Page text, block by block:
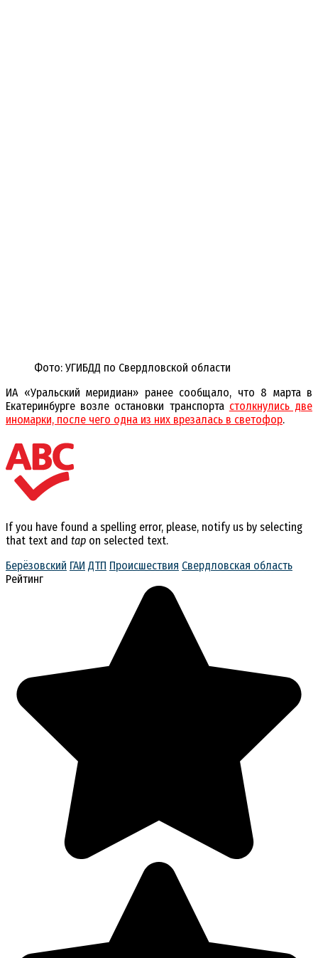
Фото: УГИБДД по Свердловской области
ИА «Уральский меридиан» ранее сообщало, что 8 марта в
Екатеринбурге возле остановки транспорта столкнулись две
иномарки, после чего одна из них врезалась в светофор.
If you have found a spelling error, please, notify us by selecting
that text and tap on selected text.
Берёзовский ГАИ ДТП Происшествия Свердловская область
Рейтинг